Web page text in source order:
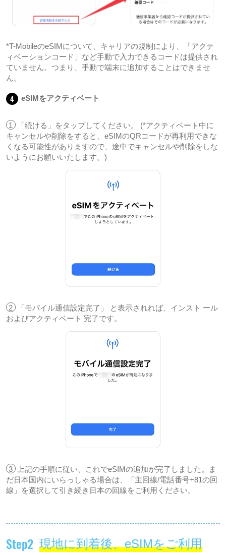
*T-MobileのeSIMについて、キャリアの規制により、「アクテ
ィベーションコード」など手動で入力できるコードは提供され
ていません。つまり、手動で端末に追加することはできませ
ん。
4 eSIMをアクティベート
1
「続ける」をタップしてください。 (*アクティベート中に
キャンセルや削除をすると、eSIMのQRコードが再利用できな
くなる可能性がありますので、途中でキャンセルや削除をしな
いようにお願いいたします。)
2
「モバイル通信設定完了」 と表示されれば、インスト ール
およびアクティベート 完了です。
3
上記の手順に従い、これでeSIMの追加が完了しました。ま
だ日本国内にいらっしゃる場合は、「主回線/電話番号+81の回
線」を選択して引き続き日本の回線をご利用ください。
Step2 現地に到着後、eSIMをご利用